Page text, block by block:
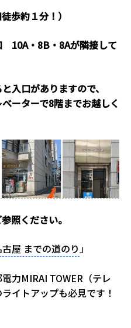
歩約１分！）
10A・8B・8Aが隣接して
入口がありますので、
ーターで8階までお越しく
照ください。
屋 までの道のり 」
力MIRAI TOWER（テレ
イトアップも必見です！